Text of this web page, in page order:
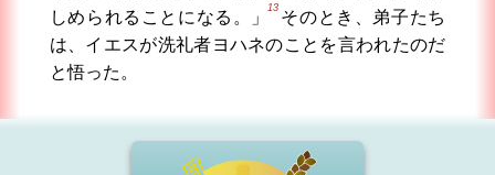
しめられることになる。」
13
そのとき、弟子たち
は、イエスが洗礼者ヨハネのことを言われたのだ
と悟った。